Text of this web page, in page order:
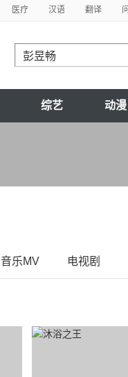
医疗 汉语 翻译
综艺 动漫
音乐MV 电视剧